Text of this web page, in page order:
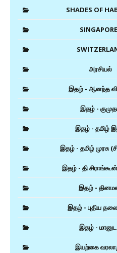
SHADES OF
SINGAPORE
அரசியல்
இதழ் - ஆனந்த
இதழ் -
இதழ் - தமிழ்
இதழ் - தமிழ் முரசு
இதழ் - தி
இதழ் -
இதழ் - புதிய
இதழ் -
இயற்கை